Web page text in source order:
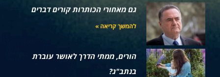
גם מאחורי הכותרות קורים דברים
להמשך קריאה »
הורים, ממתי הדרך לאושר עוברת
בנתב"ג?